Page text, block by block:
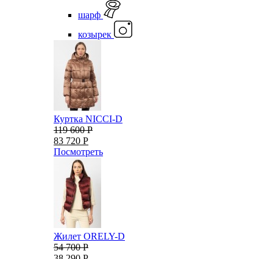
шарф
козырек
Куртка NICCI-D
119 600 Р
83 720 Р
Посмотреть
Жилет ORELY-D
54 700 Р